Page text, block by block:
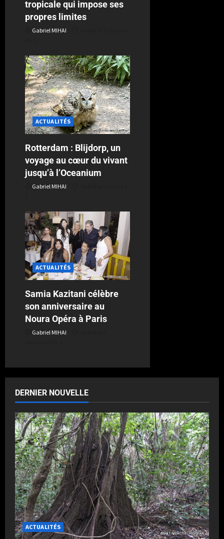
tropicale qui impose ses
propres limites
Gabriel MIHAI
ACTUALITÉS
Rotterdam : Blijdorp, un
voyage au cœur du vivant
jusqu’à l’Oceanium
Gabriel MIHAI
ACTUALITÉS
Samia Kazitani célèbre
son anniversaire au
Noura Opéra à Paris
Gabriel MIHAI
DERNIER NOUVELLE
ACTUALITÉS